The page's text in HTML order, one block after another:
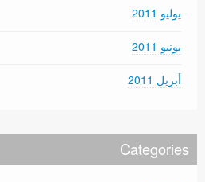
يوليو 2011
يونيو 2011
أبريل 2011
Categories